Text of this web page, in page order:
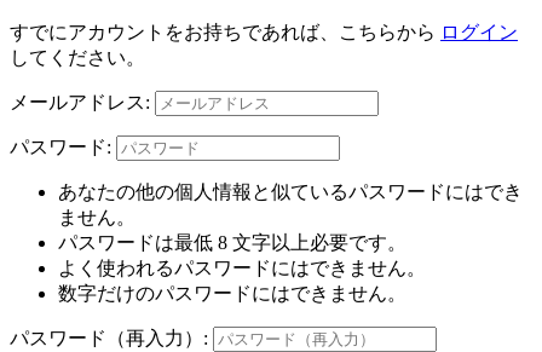
すでにアカウントをお持ちであれば、こちらから ログイン
してください。
メールアドレス:
パスワード:
あなたの他の個人情報と似ているパスワードにはでき
ません。
パスワードは最低 8 文字以上必要です。
よく使われるパスワードにはできません。
数字だけのパスワードにはできません。
パスワード（再入力）: